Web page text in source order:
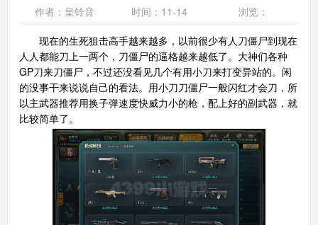
作者：皇铃音 时间：11-14 浏览：
现在的生死狙击高手越来越多，以前很少有人刀僵尸到现在
人人都能刀上一两个，刀僵尸的逼格越来越低了。大神们各种
GP刀来刀僵尸，不过还没看见几个有用小刀来打变异站的。闲
的没事干来说说自己的看法。用小刀刀僵尸一般闪红才会刀，所
以主武器推荐用换子弹速度快威力小的枪，配上好的副武器，就
比较简单了。